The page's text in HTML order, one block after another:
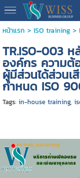
หน้าแรก > ISO training>
TR.ISO-003 ห
องค์กร ความต้
ผู้มีส่วนได้ส่วน
กำหนด ISO
Tags: in-house training,